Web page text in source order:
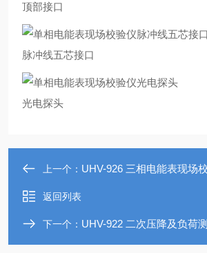
顶部接口
脉冲线五芯接口
光电探头
上一个： UHV-926 三相电能表现场
返回列表
下一个： UHV-922 二次压降及负荷